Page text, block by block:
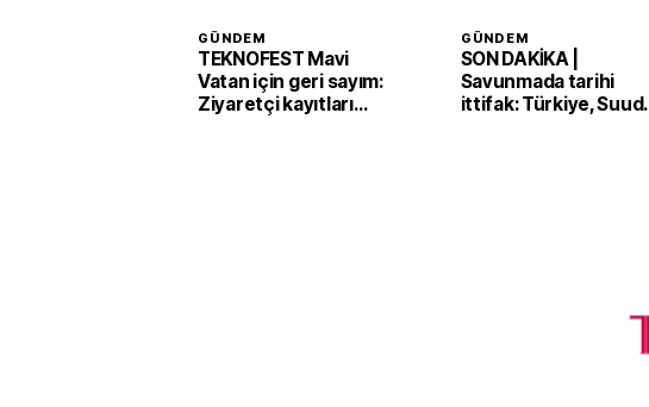
GÜNDEM
TEKNOFEST Mavi
Vatan için geri sayım:
Ziyaretçi kayıtları
GÜNDEM
SON DAKİKA |
Savunmada tarihi
ittifak: Türkiye, Suudi